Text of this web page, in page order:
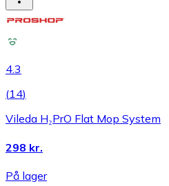
4.3
(14)
Vileda H₂PrO Flat Mop System
298 kr.
På lager